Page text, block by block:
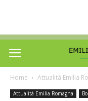
Home Attualità Emilia
Attualità Emilia Romagna